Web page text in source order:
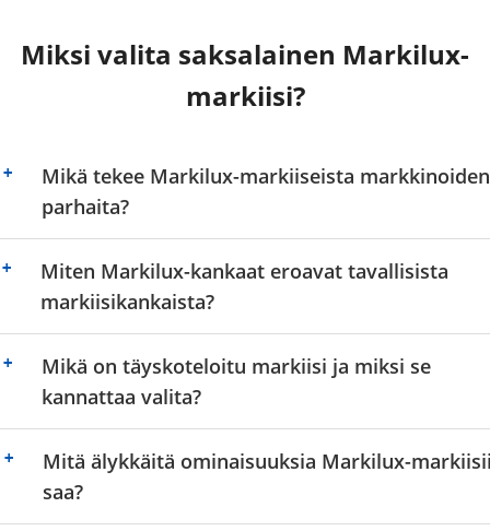
Miksi valita saksalainen Markilux-
markiisi?
+
Mikä tekee Markilux-markiiseista markkinoiden
parhaita?
+
Miten Markilux-kankaat eroavat tavallisista
markiisikankaista?
+
Mikä on täyskoteloitu markiisi ja miksi se
kannattaa valita?
+
Mitä älykkäitä ominaisuuksia Markilux-
saa?